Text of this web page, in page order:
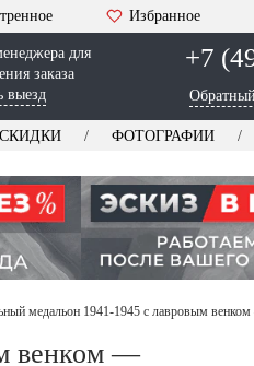
Избранное
для
заказа
выезд
+7
СКИДКИ ФОТОГРАФИИ
медальон 1941-1945 с лавровым
венком —